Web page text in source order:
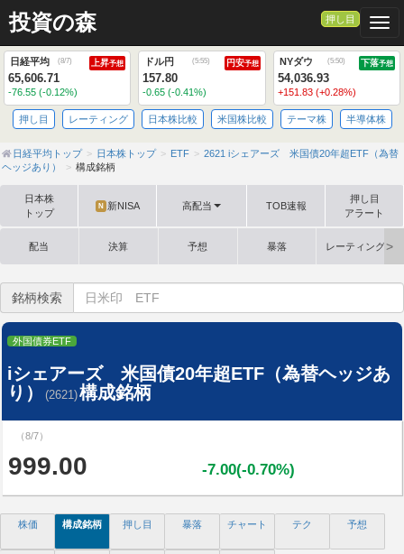
投資の森 押し目
日経平均 (8/7) 上昇予想
65,606.71
-76.55 (-0.12%)
ドル円 (5:55) 円安予想
157.80
-0.65 (-0.41%)
NYダウ (5:50) 下落予想
54,036.93
+151.83 (+0.28%)
押し目 レーティング 日本株比較 米国株比較 テーマ株 半導体株
日経平均トップ 日本株トップ ETF
2621 iシェアーズ 米国債20年超ETF（為替
ヘッジあり）
構成銘柄
日本株
トップ
N 新NISA 高配当 TOB速報
押し目
アラート
配当 決算 予想 暴落 レーティング格
銘柄検索
外国債券ETF
iシェアーズ 米国債20年超ETF（為替ヘッジあ
り）
(2621)構成銘柄
（8/7）
999.00 -7.00(-0.70%)
株価 構成銘柄 押し目 暴落 チャート テク 予想